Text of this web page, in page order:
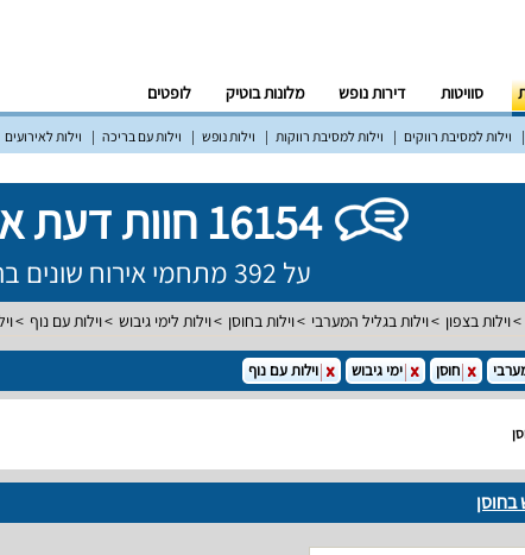
סוויטות דירות נופש מלונות בוטיק לופטים
וילות למסיבת רווקים וילות למסיבת רווקות וילות נופש וילות עם בריכה וילות לאירועים
16154 חוות דעת אמיתיות!
על 392 מתחמי אירוח שונים ברחבי הארץ
וילות בצפון וילות בגליל המערבי וילות בחוסן וילות לימי גיבוש וילות עם נוף
חוסן ימי גיבוש וילות עם נוף
בחוסן